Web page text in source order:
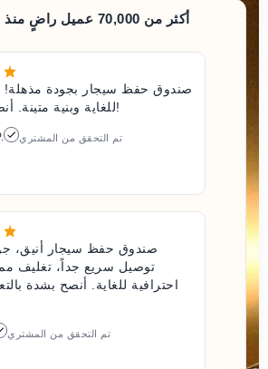
أكثر من 70,000 عميل راضٍ منذ سنة 1999
صندوق حفظ سيجار بجودة مذهلة!
للغاية وبنية متينة. أنصح به بشدة!
تم التحقق من المشتري
صندوق حفظ سيجار أنيق،
توصيل سريع جداً، تغليف
احترافية للغاية. أنصح بشدة
تم التحقق من المشتري